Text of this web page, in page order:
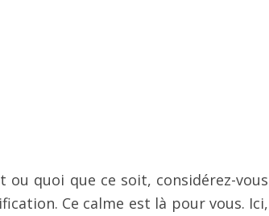
ou quoi que ce soit, considérez-vous
Ce calme est là pour vous. Ici,